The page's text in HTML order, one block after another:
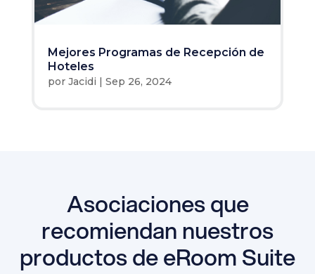
Mejores Programas de Recepción de
Hoteles
por Jacidi | Sep 26, 2024
Asociaciones que
recomiendan nuestros
productos de eRoom Suite